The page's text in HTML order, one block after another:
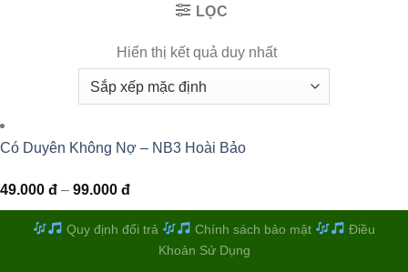
LỌC
Hiển thị kết quả duy nhất
Có Duyên Không Nợ – NB3 Hoài Bảo
49.000 đ – 99.000 đKhoảng
từ
49.000 đ
99.000 đ
Quy định đổi trả Chính sách bảo mật
Điều
Khoản Sử Dụng